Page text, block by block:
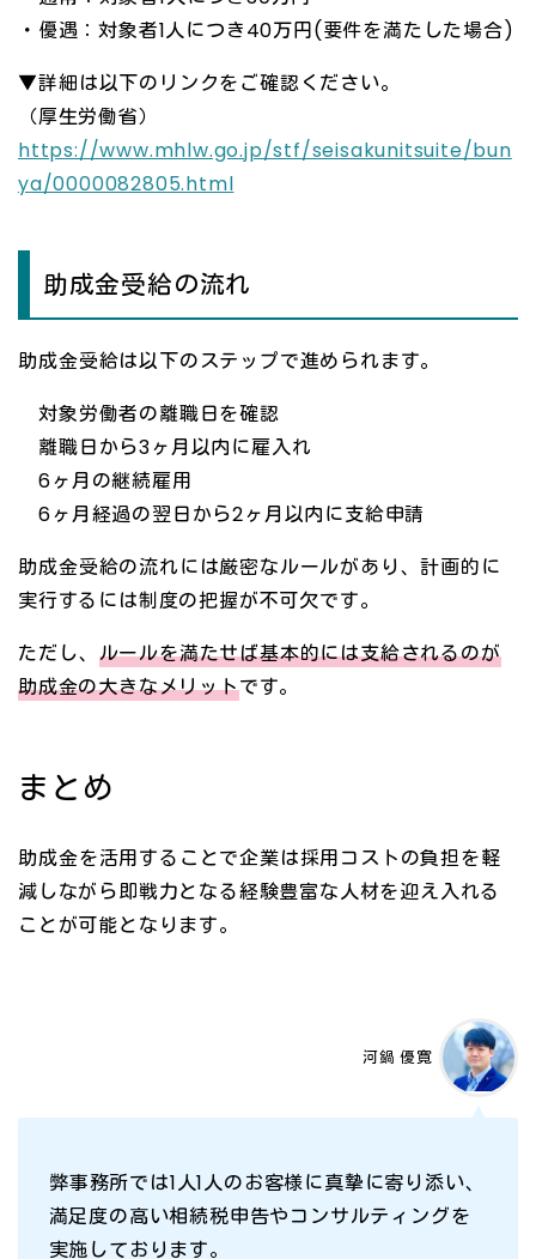
・優遇：対象者1人につき40万円(要件を満たした場合)
▼詳細は以下のリンクをご確認ください。
（厚生労働省）
https://www.mhlw.go.jp/stf/seisakunitsuite/bun
ya/0000082805.html
助成金受給の流れ
助成金受給は以下のステップで進められます。
対象労働者の離職日を確認
離職日から3ヶ月以内に雇入れ
6ヶ月の継続雇用
6ヶ月経過の翌日から2ヶ月以内に支給申請
助成金受給の流れには厳密なルールがあり、計画的に
実行するには制度の把握が不可欠です。
ただし、 ルールを満たせば基本的には支給されるのが
助成金の大きなメリットです。
まとめ
助成金を活用することで企業は採用コストの負担を軽
減しながら即戦力となる経験豊富な人材を迎え入れる
ことが可能となります。
河鍋 優寛
弊事務所では1人1人のお客様に真摯に寄り添い、
満足度の高い相続税申告やコンサルティングを
実施しております。